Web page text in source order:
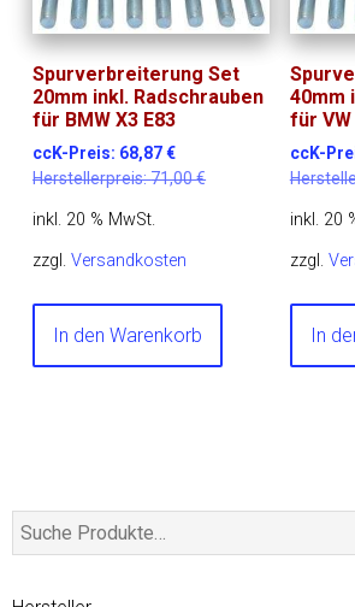
Spurverbreiterung Set
20mm inkl. Radschrauben
für BMW X3 E83
ccK-Preis: 68,87€
Herstellerpreis:71,00€
inkl. 20 % MwSt.
zzgl.Versandkosten
In den Warenkorb
40mm
für
ccK-
inkl. 20
zzgl.
In